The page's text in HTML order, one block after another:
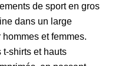
de sport en gros
dans un large
et femmes.
t-shirts et hauts